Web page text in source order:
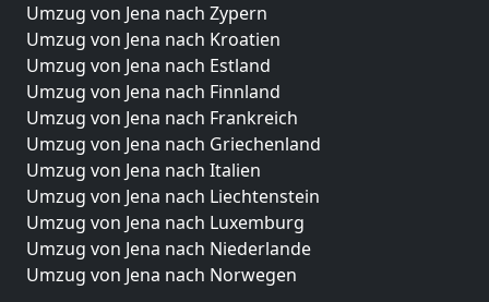
Umzug von Jena nach Zypern
Umzug von Jena nach Kroatien
Umzug von Jena nach Estland
Umzug von Jena nach Finnland
Umzug von Jena nach Frankreich
Umzug von Jena nach Griechenland
Umzug von Jena nach Italien
Umzug von Jena nach Liechtenstein
Umzug von Jena nach Luxemburg
Umzug von Jena nach Niederlande
Umzug von Jena nach Norwegen